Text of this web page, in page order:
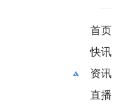
首页
快讯
资讯
推荐
直播